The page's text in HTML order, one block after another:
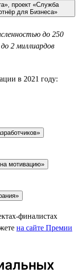
проект «Служба
для Бизнеса»
до 250
2 миллиардов
в 2021 году:
мотивацию»
финалистах
на сайте Премии